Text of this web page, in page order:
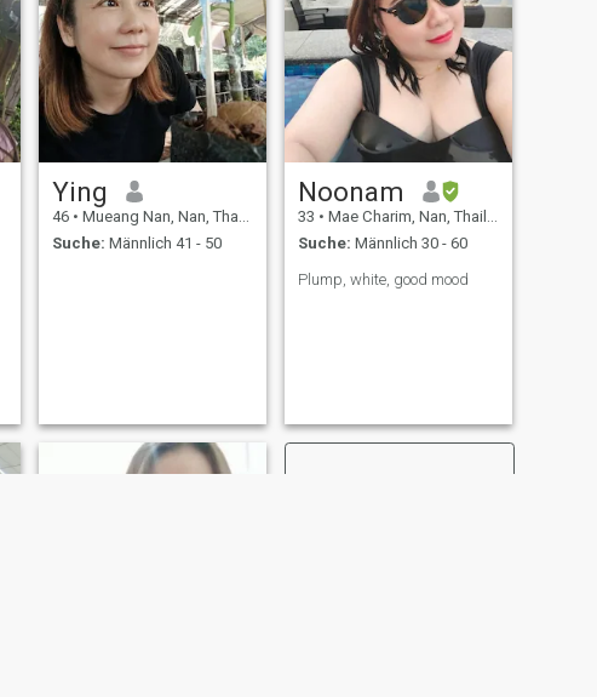
Ying
46 • Mueang Nan, Nan, Thailand
Suche: Männlich 41 - 50
Noonam
33 • Mae Charim, Nan, Thailand
Suche: Männlich 30 - 60
Plump, white, good mood